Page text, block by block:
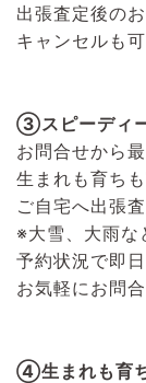
出張査定後の
キャンセルも可
③スピーディ
お問合せから
生まれも育ち
ご自宅へ出張
※大雪、大雨な
予約状況で即
お気軽にお問
④生まれも育